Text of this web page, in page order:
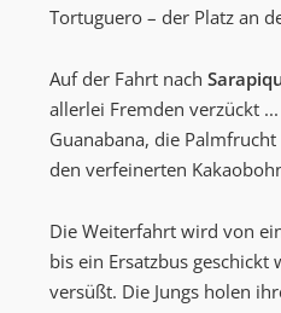
Tortuguero – der Platz an
Auf der Fahrt nach
allerlei Fremden verzückt
Guanabana, die
den verfeinerten
Die Weiterfahrt wird von
bis ein Ersatzbus
versüßt. Die Jungs holen